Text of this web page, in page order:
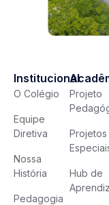
Institucional
O Colégio
Equipe
Diretiva
Nossa
História
Pedagogia
Projeto
Projetos
Hub de